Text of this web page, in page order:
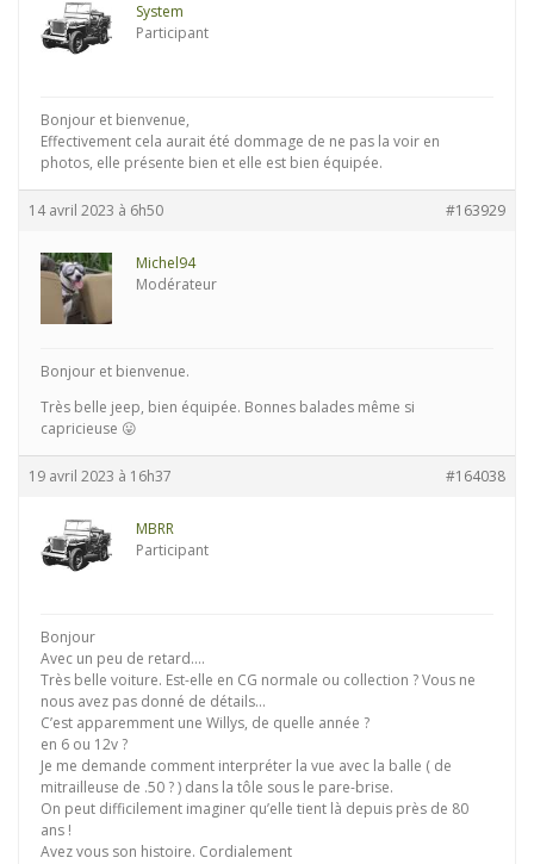
System
Participant
Bonjour et bienvenue,
Effectivement cela aurait été dommage de ne pas la voir en
photos, elle présente bien et elle est bien équipée.
14 avril 2023 à 6h50 #163929
Michel94
Modérateur
Bonjour et bienvenue.
Très belle jeep, bien équipée. Bonnes balades même si
capricieuse 😛
19 avril 2023 à 16h37 #164038
MBRR
Participant
Bonjour
Avec un peu de retard….
Très belle voiture. Est-elle en CG normale ou collection ? Vous ne
nous avez pas donné de détails…
C’est apparemment une Willys, de quelle année ?
en 6 ou 12v ?
Je me demande comment interpréter la vue avec la balle ( de
mitrailleuse de .50 ? ) dans la tôle sous le pare-brise.
On peut difficilement imaginer qu’elle tient là depuis près de 80
ans !
Avez vous son histoire. Cordialement